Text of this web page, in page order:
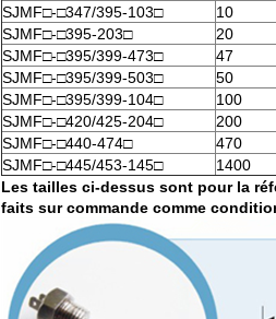
SJMF□-□347/395-103□
10
SJMF□-□395-203□
20
SJMF□-□395/399-473□
47
SJMF□-□395/399-503□
50
SJMF□-□395/399-104□
100
SJMF□-□420/425-204□
200
SJMF□-□440-474□
470
SJMF□-□445/453-145□
1400
Les tailles ci-dessus sont pour la
faits sur commande comme